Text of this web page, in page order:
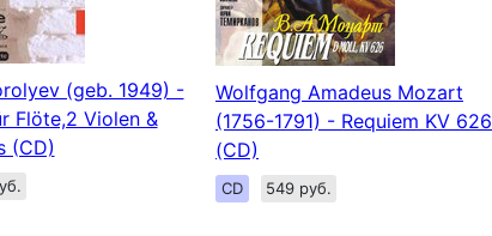
(geb. 1949) -
Flöte,2 Violen &
(CD)
Wolfgang Amadeus Mozart
(1756-1791) - Requiem KV 626
(CD)
CD 549 руб.